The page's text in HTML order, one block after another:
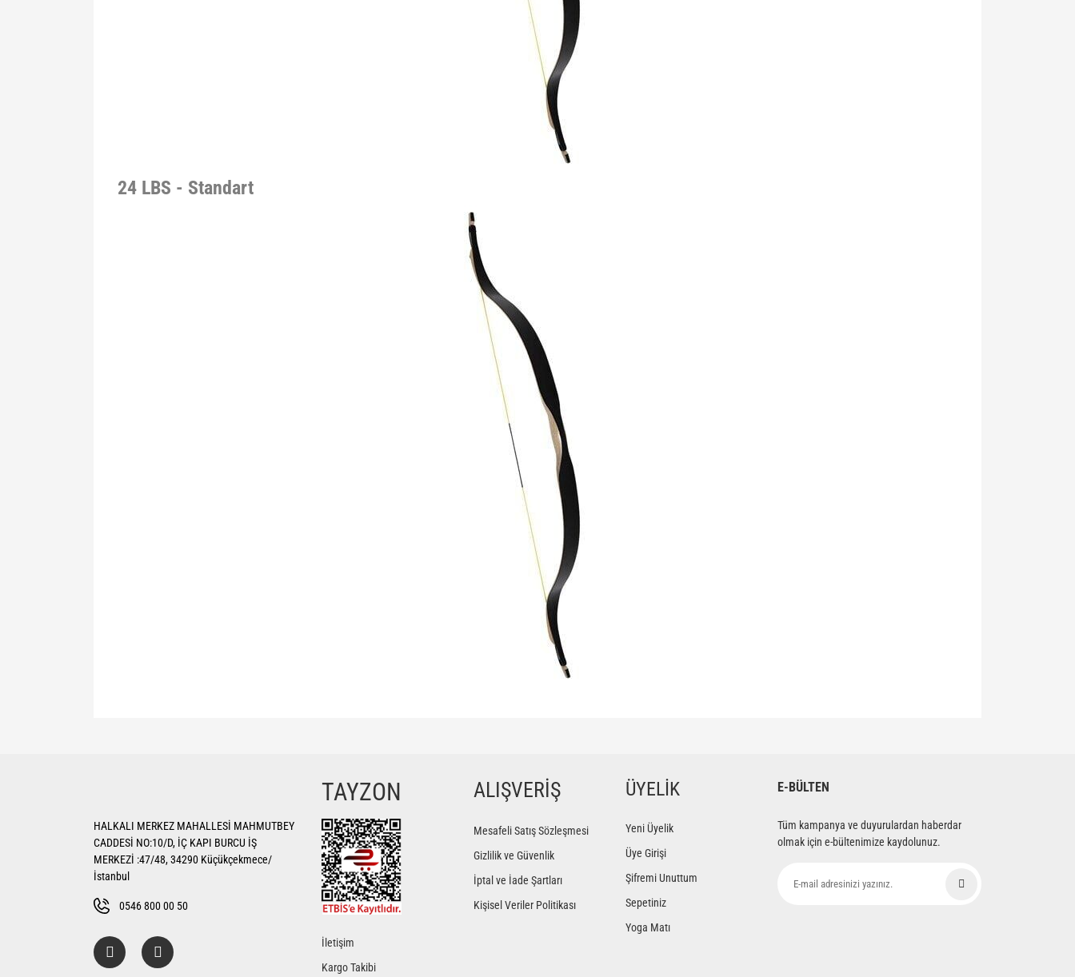
24 LBS - Standart
Yorum Yaz
Ürün resmi kalitesiz, bozuk veya görüntülenemiyor.
Ürün bilgilerinde hatalar bulunuyor.
Ürün fiyatı diğer sitelerden daha pahalı.
HALKALI MERKEZ MAHALLESİ MAHMUTBEY
CADDESİ NO:10/D, İÇ KAPI BURCU İŞ
MERKEZİ :47/48, 34290 Küçükçekmece/
İstanbul
0546 800 00 50
TAYZON
İletişim
Kargo Takibi
ALIŞVERİŞ
Mesafeli Satış Sözleşmesi
Gizlilik ve Güvenlik
İptal ve İade Şartları
Kişisel Veriler Politikası
ÜYELİK
Yeni Üyelik
Üye Girişi
Şifremi Unuttum
Sepetiniz
Yoga Matı
E-BÜLTEN
Tüm kampanya ve duyurulardan haberdar
olmak için e-bültenimize kaydolunuz.